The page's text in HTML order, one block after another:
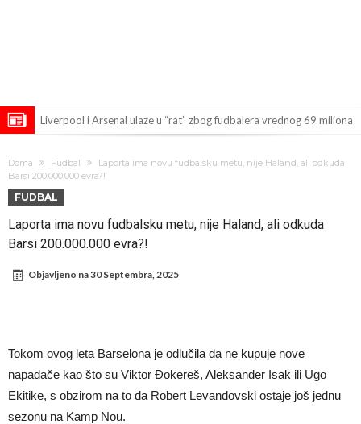
Liverpool i Arsenal ulaze u “rat” zbog fudbalera vrednog 69 miliona
fudbaler Barcelone
Engleski reprezentativac optužen za napad u noćnom klubu
Suđenje o smrti Maradone: Noge su mu bile natečene, nije se hteo
oprati
Ko je pomogao Rodriju da odabere Barselonu?
Mesi, znate li ko je drugi?
Doma Fudbal
Laporta ima novu fudbalsku metu, nije Haland, ali odkuda
Barsi 200.000.000 evra?!
FUDBAL
Laporta ima novu fudbalsku metu, nije Haland, ali odkuda
Barsi 200.000.000 evra?!
Objavljeno na30 Septembra, 2025
Tokom ovog leta Barselona je odlučila da ne kupuje nove
napadače kao što su Viktor Đokereš, Aleksander Isak ili Ugo
Ekitike, s obzirom na to da Robert Levandovski ostaje još jednu
sezonu na Kamp Nou.